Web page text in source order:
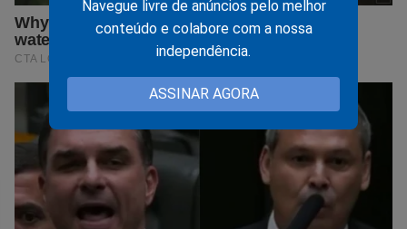
Navegue livre de anúncios pelo melhor
conteúdo e colabore com a nossa
independência.
ASSINAR AGORA